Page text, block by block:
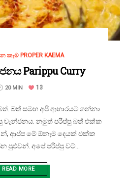
PROPER KAEMA
Parippu Curry
20 MIN 13
බත් සමඟ අපි ආහාරයට ගන්නා
වෑන්ජනය. නමුත් පරිප්පු බත් එක්ක
ආප්ප මේ ඕනෑම දෙයක් එක්ක
පුළුවන්. අපේ පරිප්පු වට්...
READ MORE